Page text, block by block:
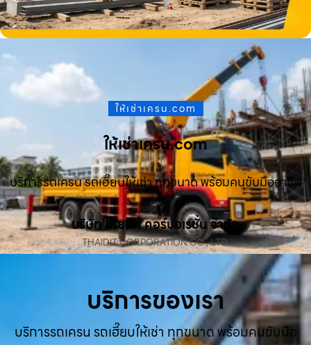
ให้เช่าเครน.com
ให้เช่าเครน.com
บริการรถเครน รถเฮี๊ยบให้เช่า ทุกขนาด พร้อมคนขับมืออาชีพ
บริษัท ไทยดิท คอร์ปอเรชั่น จำกัด
THAIDIT CORPORATION CO., LTD.
บริการของเรา
บริการรถเครน รถเฮี๊ยบให้เช่า ทุกขนาด พร้อมคนขับมือ